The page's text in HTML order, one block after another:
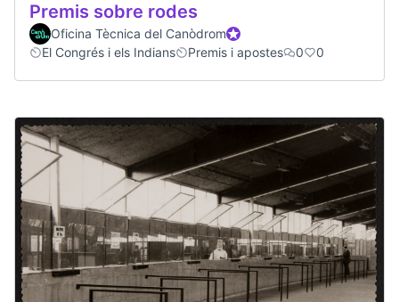
Premis sobre rodes
Oficina Tècnica del CanòdromOfficial participant
El Congrés i els Indians
Premis i apostes 0 0